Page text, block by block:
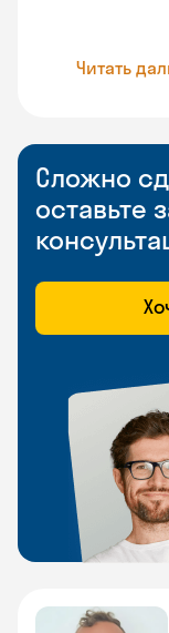
Читать
Сложно
оставьте